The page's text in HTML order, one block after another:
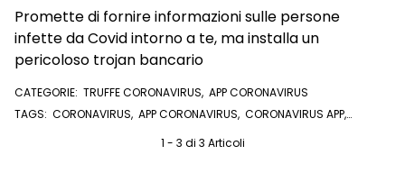
Promette di fornire informazioni sulle persone
infette da Covid intorno a te, ma installa un
pericoloso trojan bancario
CATEGORIE: TRUFFE CORONAVIRUS, APP CORONAVIRUS
TAGS: CORONAVIRUS, APP CORONAVIRUS, CORONAVIRUS APP,
1 - 3 di 3 Articoli